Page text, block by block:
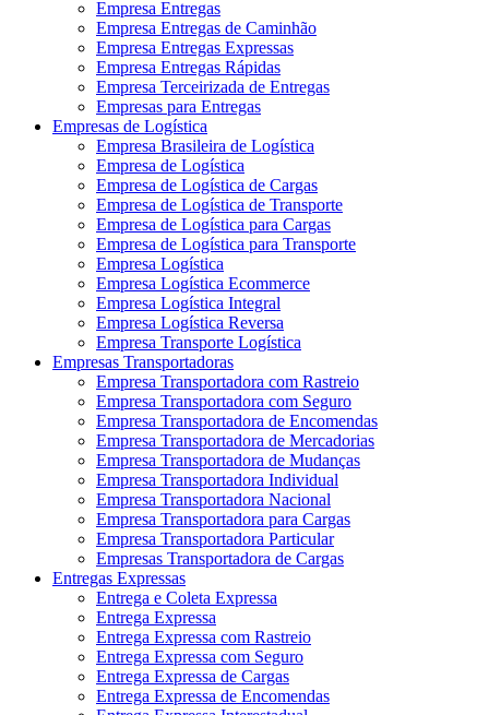
Empresa Entregas
Empresa Entregas de Caminhão
Empresa Entregas Expressas
Empresa Entregas Rápidas
Empresa Terceirizada de Entregas
Empresas para Entregas
Empresas de Logística
Empresa Brasileira de Logística
Empresa de Logística
Empresa de Logística de Cargas
Empresa de Logística de Transporte
Empresa de Logística para Cargas
Empresa de Logística para Transporte
Empresa Logística
Empresa Logística Ecommerce
Empresa Logística Integral
Empresa Logística Reversa
Empresa Transporte Logística
Empresas Transportadoras
Empresa Transportadora com Rastreio
Empresa Transportadora com Seguro
Empresa Transportadora de Encomendas
Empresa Transportadora de Mercadorias
Empresa Transportadora de Mudanças
Empresa Transportadora Individual
Empresa Transportadora Nacional
Empresa Transportadora para Cargas
Empresa Transportadora Particular
Empresas Transportadora de Cargas
Entregas Expressas
Entrega e Coleta Expressa
Entrega Expressa
Entrega Expressa com Rastreio
Entrega Expressa com Seguro
Entrega Expressa de Cargas
Entrega Expressa de Encomendas